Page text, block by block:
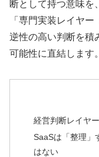
断として持つ意味を
「専門実装レイヤ
逆性の高い判断を積
可能性に直結します。
経営判断レイヤー
SaaSは「整理」
はない